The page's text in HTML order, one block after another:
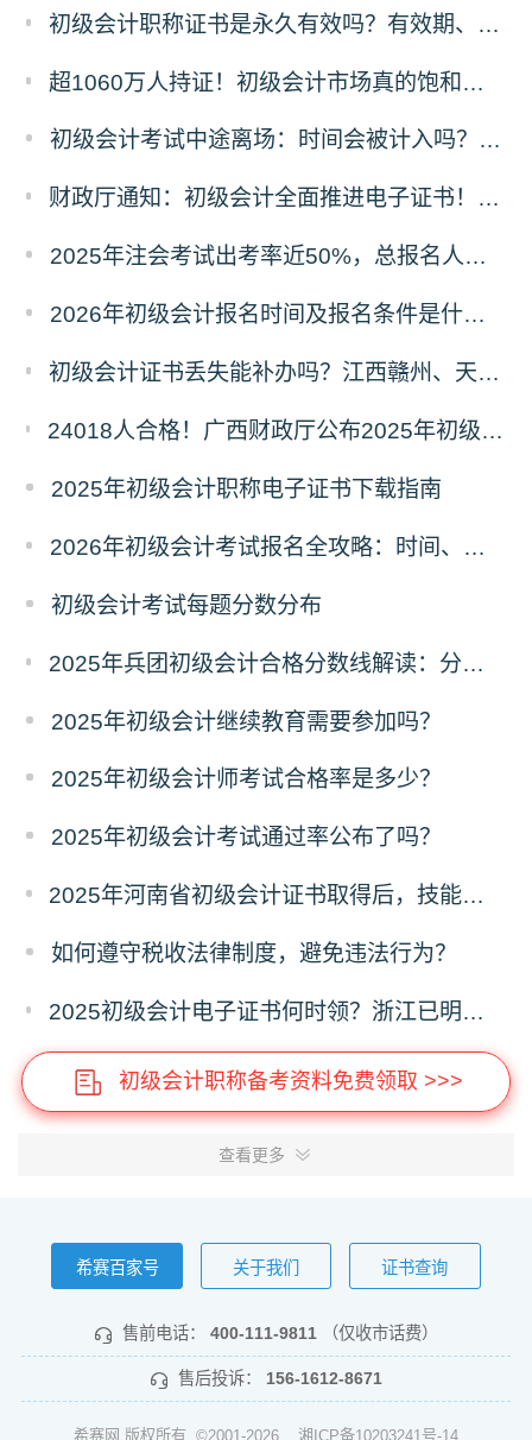
初级会计职称证书是永久有效吗？有效期、领取时限及继续教育要求全解答
超1060万人持证！初级会计市场真的饱和了吗？含金量真相+2026备考攻略
初级会计考试中途离场：时间会被计入吗？规则与原因详解
财政厅通知：初级会计全面推进电子证书！纸质证书还发吗？2025年领证时间看这里
2025年注会考试出考率近50%，总报名人数80.44万！
2026年初级会计报名时间及报名条件是什么？在哪里报名？
初级会计证书丢失能补办吗？江西赣州、天津等多地补办流程+材料清单
24018人合格！广西财政厅公布2025年初级会计考试合格人数，成绩查询及后续事项看这里
2025年初级会计职称电子证书下载指南
2026年初级会计考试报名全攻略：时间、条件、入口一文读懂！
初级会计考试每题分数分布
2025年兵团初级会计合格分数线解读：分数线、有效期及证书领取流程
2025年初级会计继续教育需要参加吗？
2025年初级会计师考试合格率是多少？
2025年初级会计考试通过率公布了吗？
2025年河南省初级会计证书取得后，技能提升补贴政策初级1000元
如何遵守税收法律制度，避免违法行为？
2025初级会计电子证书何时领？浙江已明确时间，下载流程提前存！
初级会计职称备考资料免费领取 >>>
查看更多
希赛百家号 关于我们 证书查询
售前电话： 400-111-9811 （仅收市话费）
售后投诉： 156-1612-8671
希赛网 版权所有 ©2001-2026 湘ICP备10203241号-14